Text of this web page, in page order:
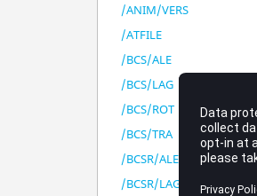
/ANIM/VERS
/ATFILE
/BCS/ALE
/BCS/LAG
/BCS/ROT
/BCS/TRA
/BCSR/ALE
/BCSR/LAG